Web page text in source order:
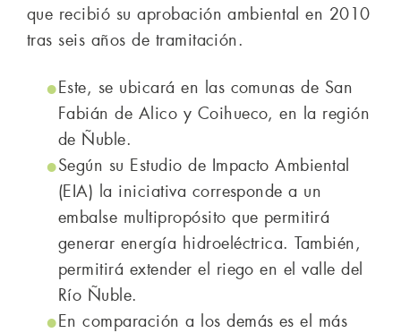
que recibió su aprobación ambiental en 2010
tras seis años de tramitación.
Este, se ubicará en las comunas de San
Fabián de Alico y Coihueco, en la región
de Ñuble.
Según su Estudio de Impacto Ambiental
(EIA) la iniciativa corresponde a un
embalse multipropósito que permitirá
generar energía hidroeléctrica. También,
permitirá extender el riego en el valle del
Río Ñuble.
En comparación a los demás es el más